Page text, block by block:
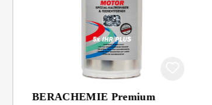
BERACHEMIE Premium